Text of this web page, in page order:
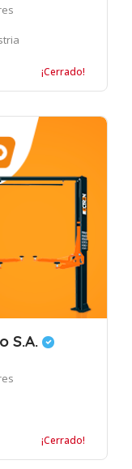
¡Cerrado!
S.A.
¡Cerrado!